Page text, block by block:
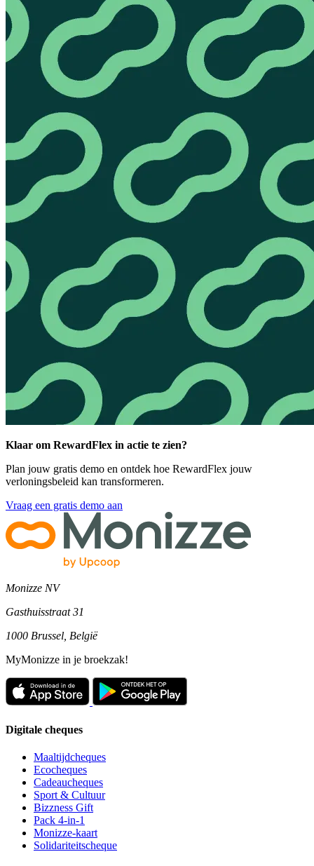
Klaar om RewardFlex in actie te zien?
Plan jouw gratis demo en ontdek hoe RewardFlex jouw
verloningsbeleid kan transformeren.
Vraag een gratis demo aan
Monizze NV
Gasthuisstraat 31
1000 Brussel, België
MyMonizze in je broekzak!
Digitale cheques
Maaltijdcheques
Ecocheques
Cadeaucheques
Sport & Cultuur
Bizzness Gift
Pack 4-in-1
Monizze-kaart
Solidariteitscheque